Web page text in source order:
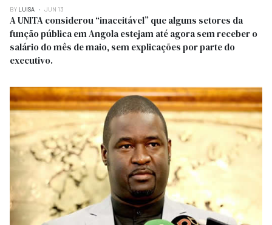
BY LUISA JUN 13
A UNITA considerou “inaceitável” que alguns setores da
função pública em Angola estejam até agora sem receber o
salário do mês de maio, sem explicações por parte do
executivo.